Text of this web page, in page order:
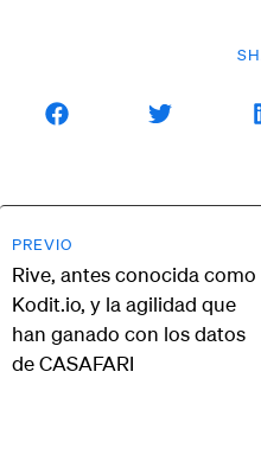
PREVIO
Rive, antes conocida como
Kodit.io, y la agilidad que
han ganado con los datos
de CASAFARI